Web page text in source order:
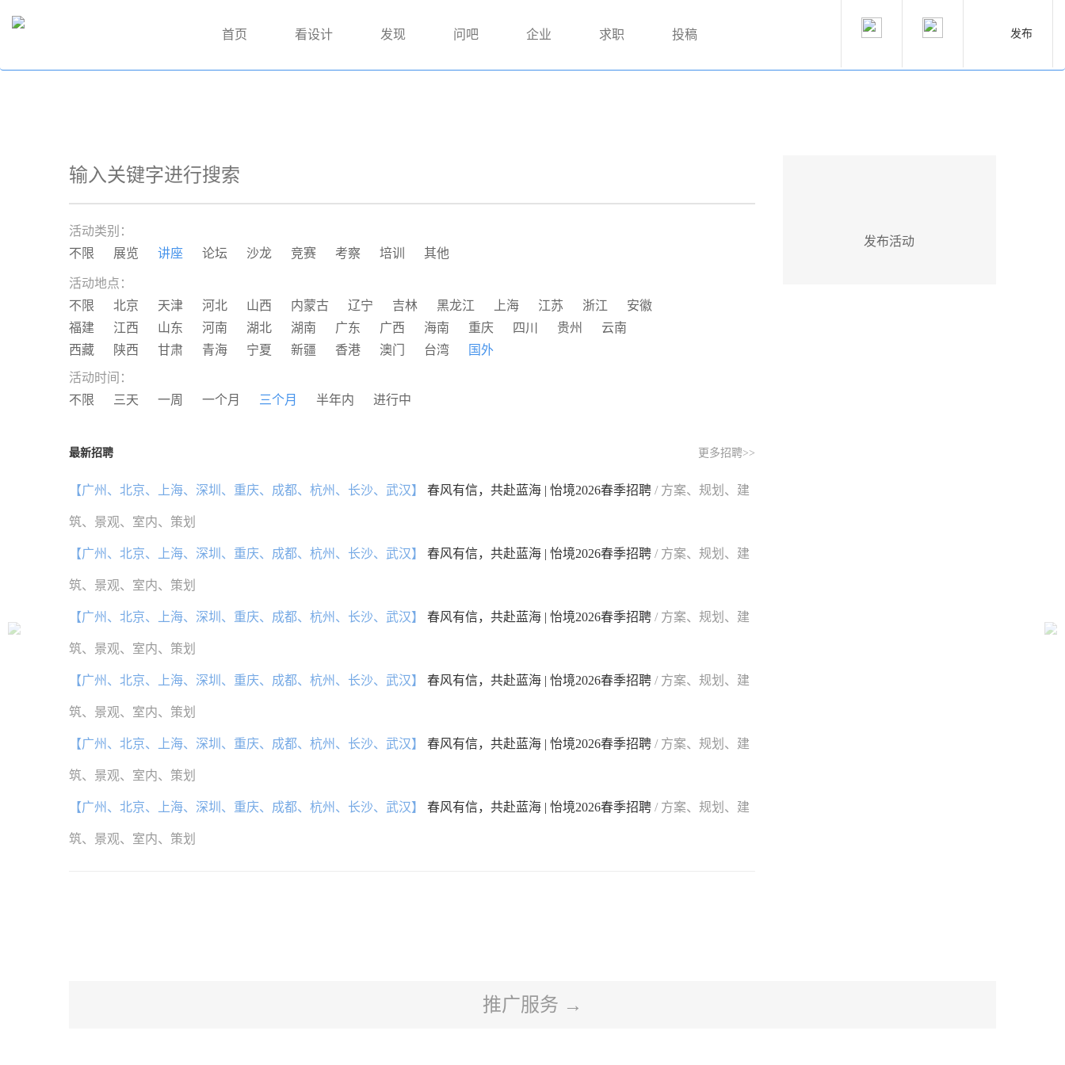
首页 看设计 发现 问吧 企业 求职 投稿 发布
活动类别：
不限
展览 讲座 论坛 沙龙 竞赛 考察 培训 其他
活动地点：
不限
北京 天津 河北 山西 内蒙古 辽宁 吉林 黑龙江 上海 江苏 浙江
安徽
福建
江西 山东 河南 湖北 湖南 广东 广西 海南 重庆 四川 贵州
云南
西藏
陕西 甘肃 青海 宁夏 新疆 香港 澳门 台湾 国外
活动时间：
不限
三天 一周 一个月 三个月 半年内 进行中
最新招聘 更多招聘>>
【广州、北京、上海、深圳、重庆、成都、杭州、长沙、武汉】 春风有信，共赴蓝海 | 怡境2026春季招聘 / 方案、规划、建
筑、景观、室内、策划
【广州、北京、上海、深圳、重庆、成都、杭州、长沙、武汉】 春风有信，共赴蓝海 | 怡境2026春季招聘 / 方案、规划、建
筑、景观、室内、策划
【广州、北京、上海、深圳、重庆、成都、杭州、长沙、武汉】 春风有信，共赴蓝海 | 怡境2026春季招聘 / 方案、规划、建
筑、景观、室内、策划
【广州、北京、上海、深圳、重庆、成都、杭州、长沙、武汉】 春风有信，共赴蓝海 | 怡境2026春季招聘 / 方案、规划、建
筑、景观、室内、策划
【广州、北京、上海、深圳、重庆、成都、杭州、长沙、武汉】 春风有信，共赴蓝海 | 怡境2026春季招聘 / 方案、规划、建
筑、景观、室内、策划
【广州、北京、上海、深圳、重庆、成都、杭州、长沙、武汉】 春风有信，共赴蓝海 | 怡境2026春季招聘 / 方案、规划、建
筑、景观、室内、策划
发布活动
推广服务 →